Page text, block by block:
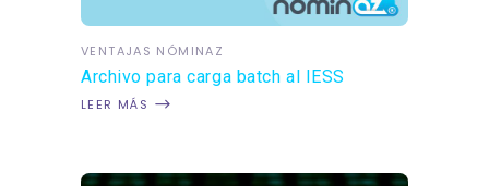
VENTAJAS NÓMINAZ
Archivo para carga batch al IESS
LEER MÁS